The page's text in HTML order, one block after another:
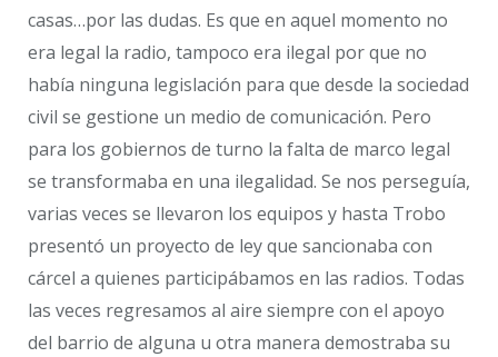
casas…por las dudas. Es que en aquel momento no
era legal la radio, tampoco era ilegal por que no
había ninguna legislación para que desde la sociedad
civil se gestione un medio de comunicación. Pero
para los gobiernos de turno la falta de marco legal
se transformaba en una ilegalidad. Se nos perseguía,
varias veces se llevaron los equipos y hasta Trobo
presentó un proyecto de ley que sancionaba con
cárcel a quienes participábamos en las radios. Todas
las veces regresamos al aire siempre con el apoyo
del barrio de alguna u otra manera demostraba su